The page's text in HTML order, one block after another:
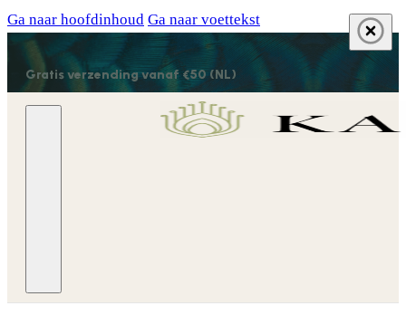
Ga naar hoofdinhoud Ga naar voettekst
Gratis verzending vanaf €50 (NL)